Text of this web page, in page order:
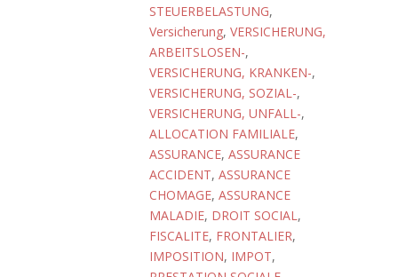
STEUERBELASTUNG,
Versicherung, VERSICHERUNG,
ARBEITSLOSEN-,
VERSICHERUNG, KRANKEN-,
VERSICHERUNG, SOZIAL-,
VERSICHERUNG, UNFALL-,
ALLOCATION FAMILIALE,
ASSURANCE, ASSURANCE
ACCIDENT, ASSURANCE
CHOMAGE, ASSURANCE
MALADIE, DROIT SOCIAL,
FISCALITE, FRONTALIER,
IMPOSITION, IMPOT,